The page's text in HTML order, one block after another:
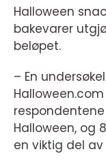
Halloween
bakevarer
beløpet.
– En
Halloween, og
en viktig del